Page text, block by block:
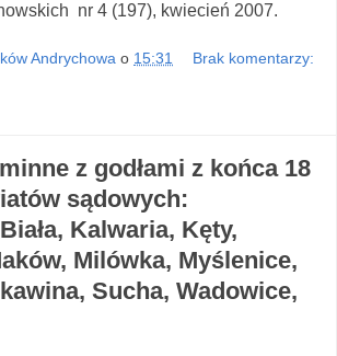
nr 4 (197), kwiecień 2007.
Andrychowa o 15:31 Brak komentarzy:
z godłami z końca 18
sądowych:
Kalwaria, Kęty,
Milówka, Myślenice,
Sucha, Wadowice,